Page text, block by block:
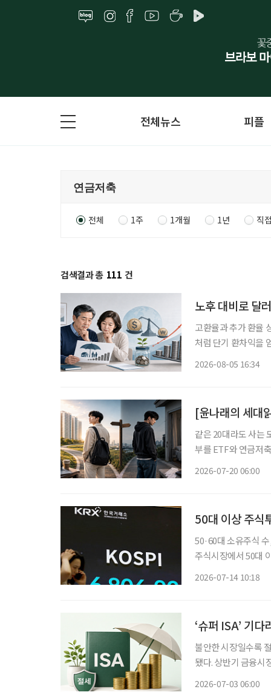
전체뉴스 피플
전체 1주 1개월 1년 직
검색결과 총 111 건
노후 대비로 달
고환율과 추가 환율
처럼 단기 환차익을
2026-08-05 16:34
[윤나래의 세대
같은 20대라도 사는
부를 ETF와 연금저
2026-07-20 06:00
50대 이상 주식
50·60대 소유주식 수
주식시장에서 50대
2026-07-14 10:18
‘슈퍼 ISA’ 기다
불안한 시장일수록 절세 전략부터 챙겨
됐다. 상반기 금융시
2026-07-03 06:00